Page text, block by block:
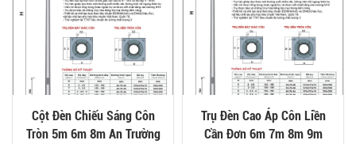
Cột Đèn Chiếu Sáng Côn
Tròn 5m 6m 8m An Trường
Trụ Đèn Cao Áp Côn Liền
Cần Đơn 6m 7m 8m 9m